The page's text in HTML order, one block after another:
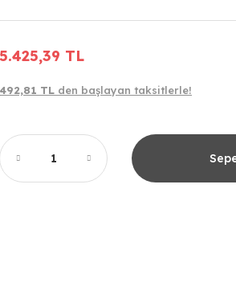
5.425,39 TL
492,81 TL den başlayan taksitlerle!